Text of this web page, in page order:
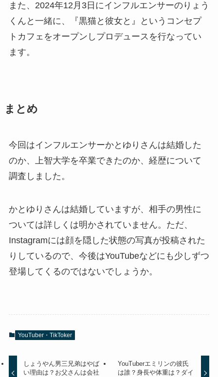
また、2024年12月3日にインフルエンサーのりょう
くんと一緒に、『黒猫と彼女と』というコンセプ
トカフェをオープンしプロデュースを行なってい
ます。
まとめ
今回はインフルエンサーかとゆりさんは結婚した
のか、上智大学を卒業できたのか、経歴について
調査しました。
かとゆりさんは結婚していますが、相手の男性に
ついては詳しくは明かされていません。ただ、
Instagramには顔を隠した状態の写真が投稿された
りしているので、今後はYouTubeなどにも少しずつ
登場してくるのではないでしょうか。
YouTuber・TikToker
しょうやん男三兄弟はやば
い理由は？お父さんは会社
YouTuberエミリンの彼氏
は誰？身長や体重は？ダイ